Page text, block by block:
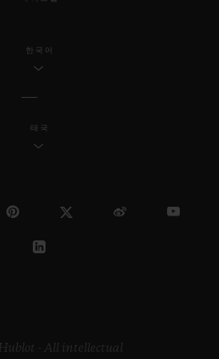
한국어
태국
- All intellectual